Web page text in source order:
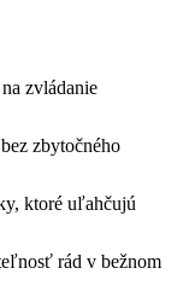
zvládanie
zbytočného
ktoré uľahčujú
rád v bežnom